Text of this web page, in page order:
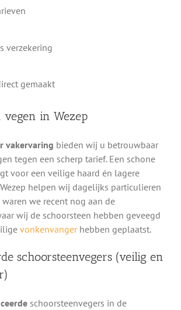
verzekering
gemaakt
vegen in Wezep
vakervaring bieden wij u betrouwbaar
tegen een scherp tarief. Een schone
voor een veilige haard én lagere
helpen wij dagelijks particulieren
waren we recent nog aan de
wij de schoorsteen hebben geveegd
vonkenvangerhebben geplaatst.
schoorsteenvegers (veilig en
schoorsteenvegers in de